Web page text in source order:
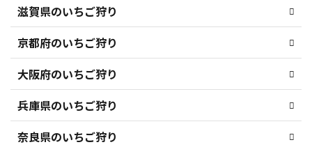
滋賀県のいちご狩り
京都府のいちご狩り
大阪府のいちご狩り
兵庫県のいちご狩り
奈良県のいちご狩り